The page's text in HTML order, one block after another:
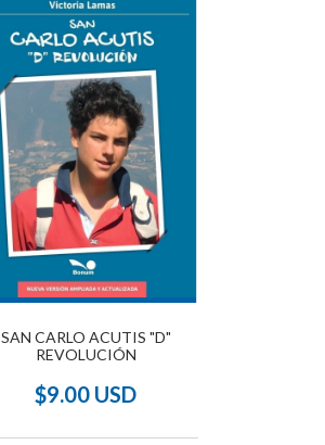
SAN CARLO ACUTIS "D"
REVOLUCIÓN
$9.00 USD